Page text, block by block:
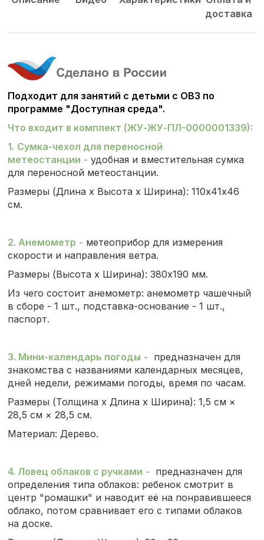
доставка
Подходит для занятий с детьми с ОВЗ по
программе "Доступная среда".
Что входит в комплект (ЖУ-ЖУ-ПЛ-0000001339):
1. Сумка-чехол для переносной
метеостанции - удобная и вместительная сумка
для переносной метеостанции.
Размеры (Длина х Высота х Ширина): 110х41х46
см.
2. Анемометр - метеоприбор для измерения
скорости и направления ветра.
Размеры (Высота х Ширина): 380х190 мм.
Из чего состоит анемометр: анемометр чашечный
в сборе - 1 шт., подставка-основание - 1 шт.,
паспорт.
3. Мини-календарь погоды - предназначен для
знакомства с названиями календарных месяцев,
дней недели, режимами погоды, время по часам.
Размеры (Толщина х Длина х Ширина): 1,5 см ×
28,5 см × 28,5 см.
Материал: Дерево.
4. Ловец облаков с ручками - предназначен для
определения типа облаков: ребенок смотрит в
центр "ромашки" и наводит её на понравившееся
облако, потом сравнивает его с типами облаков
на доске.